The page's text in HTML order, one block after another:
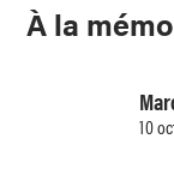
À la
10